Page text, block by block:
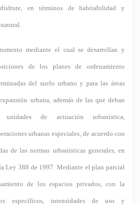
en términos de habitabilidad y
mediante el cual se desarrollan y
de los planes de ordenamiento
del suelo urbano y para las áreas
urbana, además de las que deban
unidades de actuación urbanística,
urbanas especiales, de acuerdo con
de las normas urbanísticas generales, en
Ley 388 de 1997. Mediante el plan parcial
de los espacios privados, con la
específicos, intensidades de uso y